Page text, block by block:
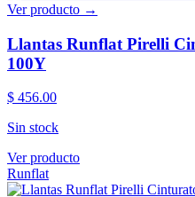
Ver producto →
Llantas Runflat Pirelli
100Y
$ 456.00
Sin stock
Ver producto
Runflat